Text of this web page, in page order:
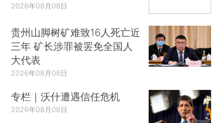
2026年08月08日
贵州山脚树矿难致16人死亡近
三年 矿长涉罪被罢免全国人
大代表
2026年08月08日
专栏｜沃什遭遇信任危机
2026年08月08日